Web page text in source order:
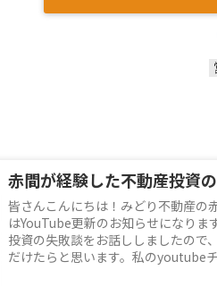
皆さんこんにちは！みどり不動産の
はYouTube更新のお知らせになりま
投資の失敗談をお話ししましたので
だけたらと思います。私のyoutube